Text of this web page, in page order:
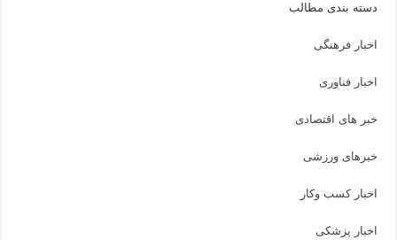
دسته بندی مطالب
اخبار فرهنگی
اخبار فناوری
خبر های اقتصادی
خبرهای ورزشی
اخبار کسب وکار
اخبار پزشکی